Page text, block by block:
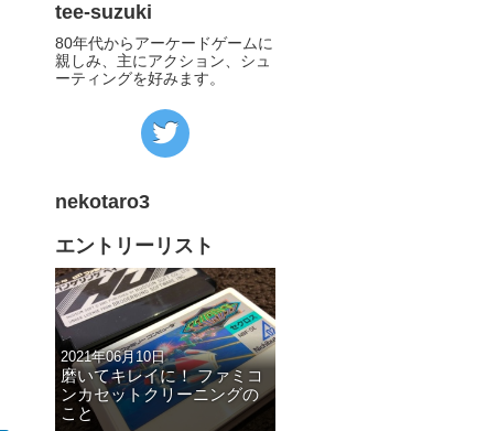
tee-suzuki
80年代からアーケードゲームに
親しみ、主にアクション、シュ
ーティングを好みます。
https://twitter.com/tee_suzuki
の
の
リ
ン
ク
nekotaro3
エントリーリスト
2021年06月10日
磨いてキレイに！ ファミコ
ンカセットクリーニングの
こと